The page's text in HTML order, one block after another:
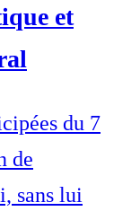
et
du 7
de
sans lui